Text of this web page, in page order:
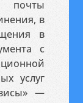
почты
в
в
с
услуг
—